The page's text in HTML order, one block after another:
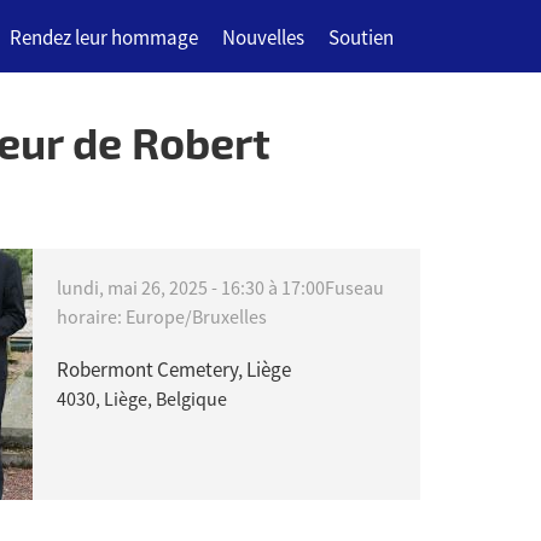
Rendez leur hommage Nouvelles Soutien
de Robert
lundi, mai 26, 2025 - 16:30 à 17:00Fuseau
horaire: Europe/Bruxelles
Robermont Cemetery, Liège
4030, Liège, Belgique